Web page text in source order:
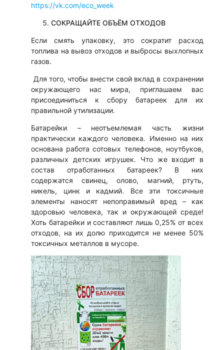
https://vk.com/eco_week
СОКРАЩАЙТЕ ОБЪЁМ ОТХОДОВ
Если смять упаковку, это сократит расход
топлива на вывоз отходов и выбросы выхлопных
газов.
Для того, чтобы внести свой вклад в сохранении
окружающего нас мира, приглашаем вас
присоединиться к сбору батареек для их
правильной утилизации.
Батарейки – неотъемлемая часть жизни
практически каждого человека. Именно на них
основана работа сотовых телефонов, ноутбуков,
различных детских игрушек. Что же входит в
состав отработанных батареек? В них
содержатся свинец, олово, магний, ртуть,
никель, цинк и кадмий. Все эти токсичные
элементы наносят непоправимый вред – как
здоровью человека, так и окружающей среде!
Хоть батарейки и составляют лишь 0,25% от всех
отходов, на их долю приходится не менее 50%
токсичных металлов в мусоре.